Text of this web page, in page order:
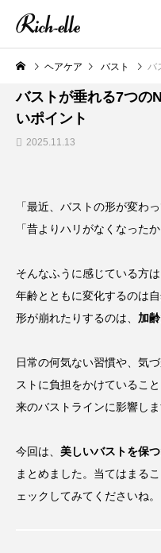
ヘアケア バスト バ
悩み
バストが垂れる7つの
いポイント
2025.11.13
「最近、バストの形が変わ
「昔よりハリがなくなったか
そんなふうに感じている方
年齢とともに変化するのは
形が崩れたりするのは、 加
日常の何気ない習慣や、気
ストに負担をかけているこ
来のバストラインに影響しま
今回は、 美しいバストを保
まとめました。当てはまる
ェックしてみてくださいね。